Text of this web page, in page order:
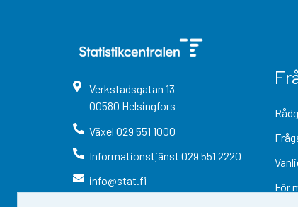
Verkstadsgatan 13
00580 Helsingfors
Växel 029 551 1000
Informationstjänst 029 551 2220
info@stat.fi
För